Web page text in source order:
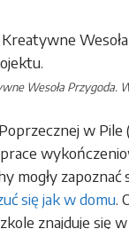
Wesoła Przygoda.
w Pile
mogły zapoznać
się jak w domu.
znajduje się